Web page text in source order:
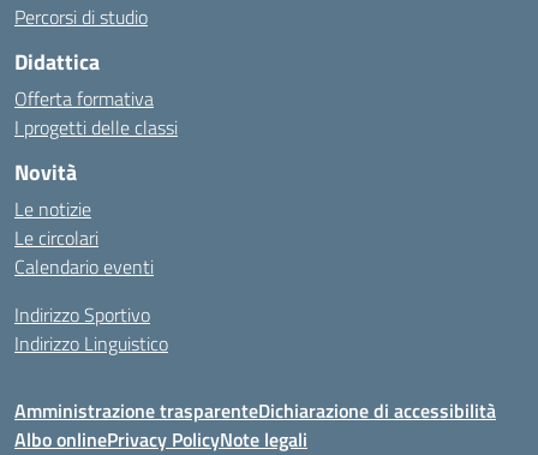
Percorsi di studio
Didattica
Offerta formativa
I progetti delle classi
Novità
Le notizie
Le circolari
Calendario eventi
Indirizzo Sportivo
Indirizzo Linguistico
Amministrazione trasparenteDichiarazione di accessibilità
Albo onlinePrivacy PolicyNote legali